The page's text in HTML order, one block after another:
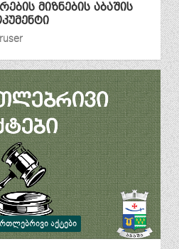
მიზნების აბაშის
ᲐᲥᲢᲔᲑᲘ